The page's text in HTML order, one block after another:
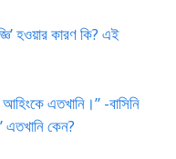
হওয়ার কারণ কি? এই
এতখানি।” -বাসিনি
এতখানি কেন?